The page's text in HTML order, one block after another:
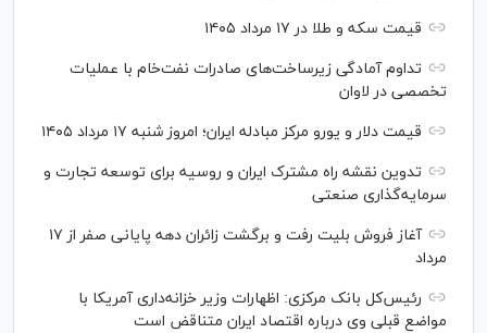
قیمت سکه و طلا در ۱۷ مرداد ۱۴۰۵
تداوم آمادگی زیرساخت‌های صادرات نفت‌خام با عملیات
تخصصی در لاوان
قیمت دلار و یورو مرکز مبادله ایران؛ امروز شنبه ۱۷ مرداد ۱۴۰۵
تدوین نقشه راه مشترک ایران و روسیه برای توسعه تجارت و
سرمایه‌گذاری صنعتی
آغاز فروش بلیت رفت و برگشت زائران دهه پایانی صفر از ۱۷
مرداد
رئیس‌کل بانک مرکزی: اظهارات وزیر خزانه‌داری آمریکا با
مواضع قبلی وی درباره اقتصاد ایران متناقض است